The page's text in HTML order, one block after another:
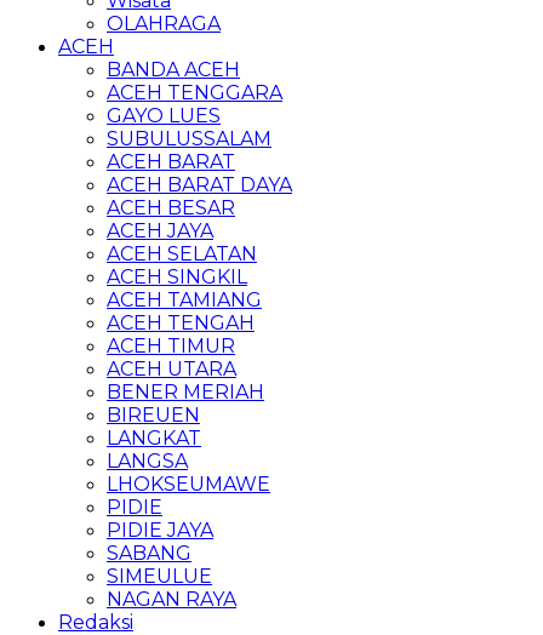
OLAHRAGA
ACEH
BANDA ACEH
ACEH TENGGARA
GAYO LUES
SUBULUSSALAM
ACEH BARAT
ACEH BARAT DAYA
ACEH BESAR
ACEH JAYA
ACEH SELATAN
ACEH SINGKIL
ACEH TAMIANG
ACEH TENGAH
ACEH TIMUR
ACEH UTARA
BENER MERIAH
BIREUEN
LANGKAT
LANGSA
LHOKSEUMAWE
PIDIE
PIDIE JAYA
SABANG
SIMEULUE
NAGAN RAYA
Redaksi